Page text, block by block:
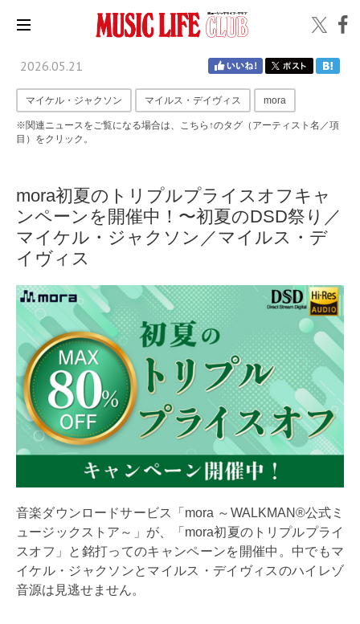
2026.05.21
マイケル・ジャクソン マイルス・デイヴィス mora
※関連ニュースをご覧になる場合は、こちら↑のタグ（アーティスト名／項
目）をクリック。
mora初夏のトリプルプライスオフキャ
ンペーンを開催中！〜初夏のDSD祭り／
マイケル・ジャクソン／マイルス・デ
イヴィス
音楽ダウンロードサービス「mora ～WALKMAN®公式ミ
ュージックストア～」が、「mora初夏のトリプルプライ
スオフ」と銘打ってのキャンペーンを開催中。中でもマ
イケル・ジャクソンとマイルス・デイヴィスのハイレゾ
音源は見逃せません。